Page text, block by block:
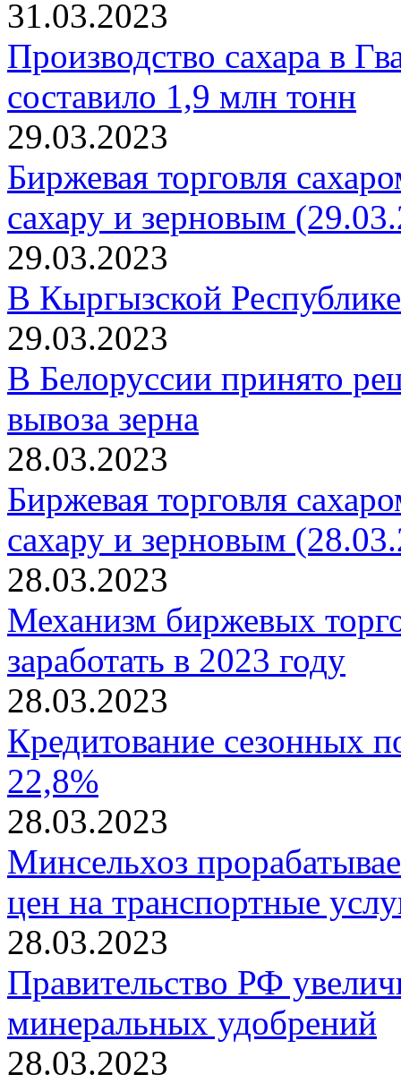
31.03.2023
Производство сахара в
составило 1,9 млн тонн
29.03.2023
Биржевая торговля
сахару и зерновым
29.03.2023
В Кыргызской
29.03.2023
В Белоруссии принято
вывоза зерна
28.03.2023
Биржевая торговля
сахару и зерновым
28.03.2023
Механизм биржевых
заработать в 2023 году
28.03.2023
Кредитование сезонных
22,8%
28.03.2023
Минсельхоз
цен на транспортные
28.03.2023
Правительство РФ
минеральных удобрений
28.03.2023